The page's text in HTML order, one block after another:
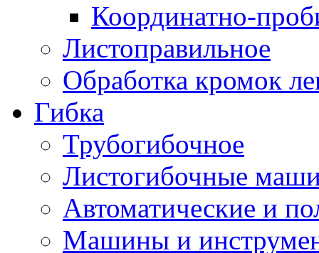
Координатно-
Листоправильное
Обработка кромок
Гибка
Трубогибочное
Листогибочные
Автоматические и
Машины и